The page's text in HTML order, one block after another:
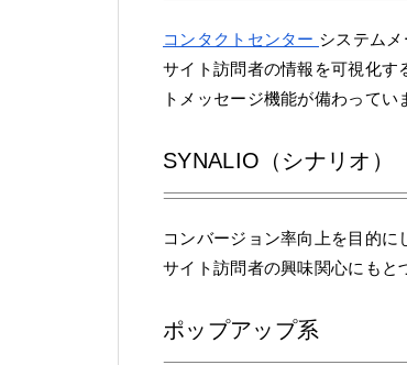
コンタクトセンター システム
サイト訪問者の情報を可視化す
トメッセージ機能が備わってい
SYNALIO（シナリオ）
コンバージョン率向上を目的
サイト訪問者の興味関心にもと
ポップアップ系